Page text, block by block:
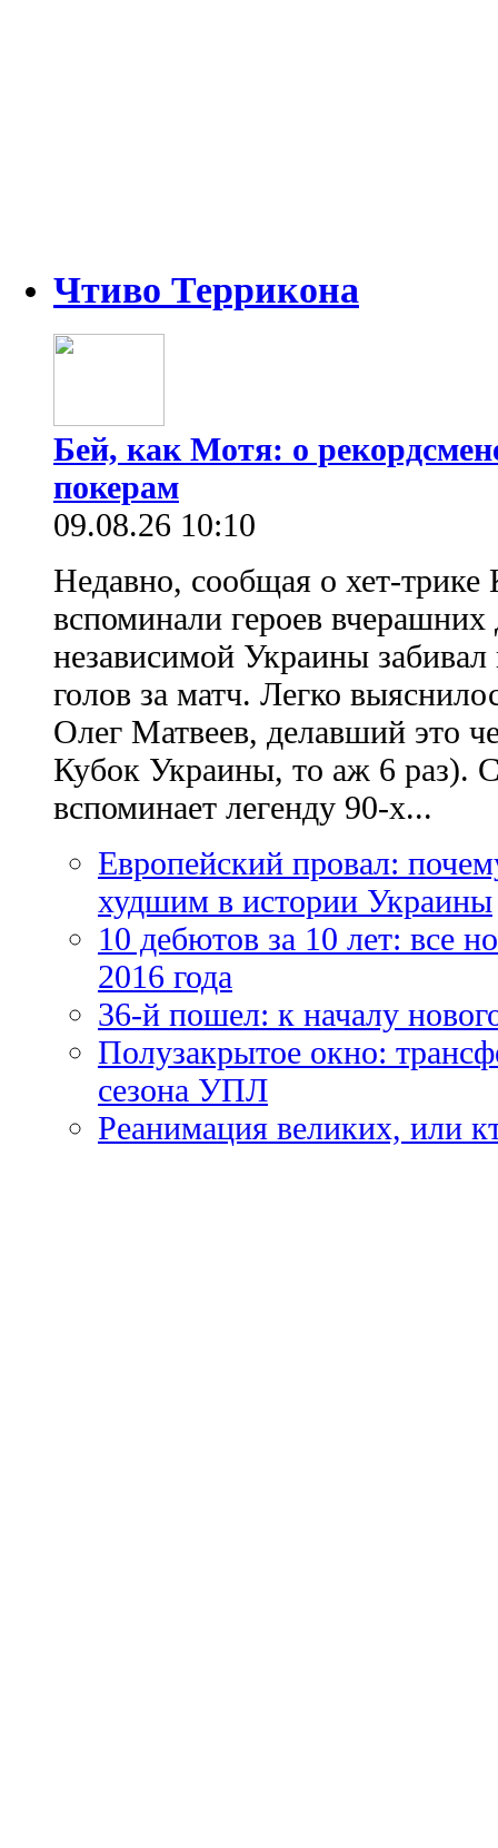
Чтиво Террикона
Бей, как Мотя: о
покерам
09.08.26 10:10
Недавно, сообщая о хет-
вспоминали героев
независимой Украины
голов за матч. Легко
Олег Матвеев, делавший это
Кубок Украины, то аж 6 раз).
вспоминает легенду 90-х...
Европейский провал:
худшим в истории Украины
10 дебютов за 10 лет: все
2016 года
36-й пошел: к началу
Полузакрытое окно:
сезона УПЛ
Реанимация великих, или